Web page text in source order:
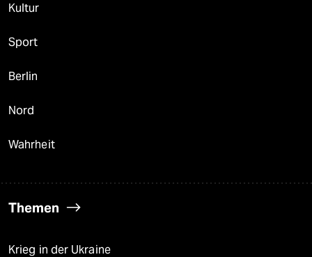
Kultur
Sport
Berlin
Nord
Wahrheit
Themen
Krieg in der Ukraine